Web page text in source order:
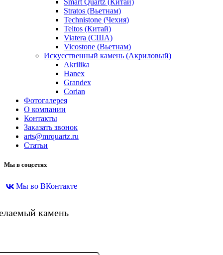
Stratos (Вьетнам)
Technistone (Чехия)
Teltos (Китай)
Viatera (США)
Vicostone (Вьетнам)
Искусственный камень (Акриловый)
Akrilika
Hanex
Grandex
Corian
Фотогалерея
О компании
Контакты
Заказать звонок
arts@mrquartz.ru
Статьи
Мы в соцсетях
Мы во ВКонтакте
камень